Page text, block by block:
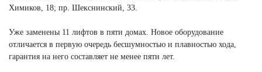
Химиков, 18; пр. Шекснинский, 33.
Уже заменены 11 лифтов в пяти домах. Новое оборудование
отличается в первую очередь бесшумностью и плавностью хода,
гарантия на него составляет не менее пяти лет.